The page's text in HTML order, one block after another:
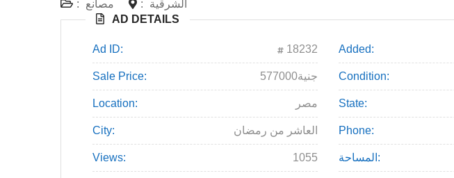
: مصانع :
الشرقية
AD DETAILS
Ad ID: 18232 Added:
Sale Price: 577000جنية Condition:
Location: مصر State:
City: العاشر من رمضان Phone:
Views: 1055 المساحة: